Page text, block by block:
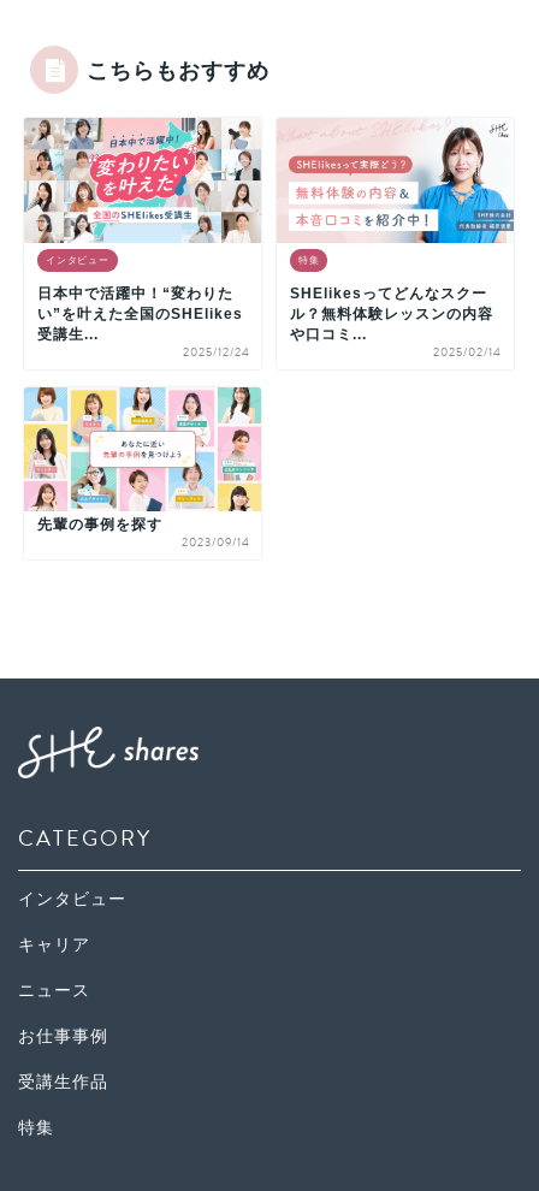
こちらもおすすめ
インタビュー
日本中で活躍中！“変わりた
い”を叶えた全国のSHElikes
受講生...
2025/12/24
特集
SHElikesってどんなスクー
ル？無料体験レッスンの内容
や口コミ...
2025/02/14
先輩の事例を探す
2023/09/14
CATEGORY
インタビュー
キャリア
ニュース
お仕事事例
受講生作品
特集